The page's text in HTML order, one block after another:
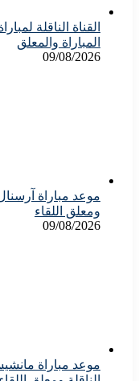
القناة الناقلة
المباراة والمعلق
09/08/2026
موعد مباراة آرسنال
ومعلق اللقاء
09/08/2026
موعد مباراة